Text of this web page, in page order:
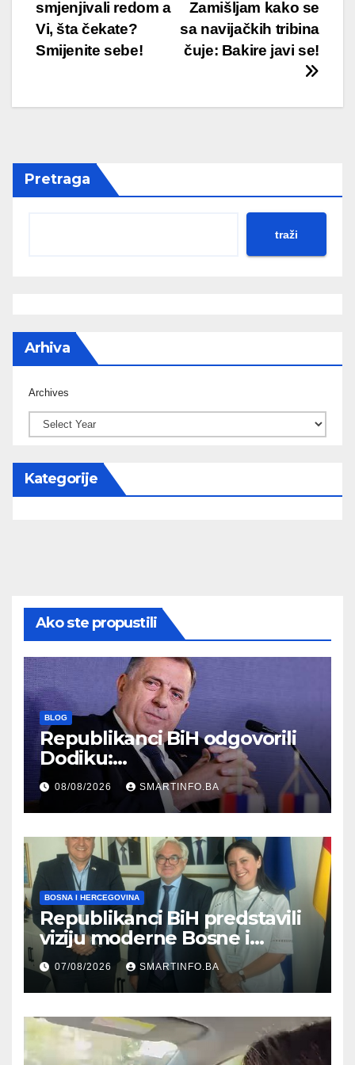
Zamišljam kako se
sa navijačkih tribina
čuje: Bakire javi se!
smjenjivali redom a
Vi, šta čekate?
Smijenite sebe!
Pretraga
traži
Arhiva
Archives
Kategorije
Ako ste propustili
BLOG
Republikanci BiH odgovorili
Dodiku:
Bosanskohercegovačka
kultura postoji i pripada svim
građanima
08/08/2026 SMARTINFO.BA
BOSNA I HERCEGOVINA
Republikanci BiH predstavili
viziju moderne Bosne i
Hercegovine ambasadoru
Njemačke
07/08/2026 SMARTINFO.BA